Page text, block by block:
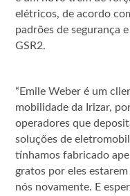
elétricos, de acordo
padrões de segurança
GSR2.
“Emile Weber é um
mobilidade da Irizar,
operadores que
soluções de
tínhamos fabricado
gratos por eles
nós novamente. E